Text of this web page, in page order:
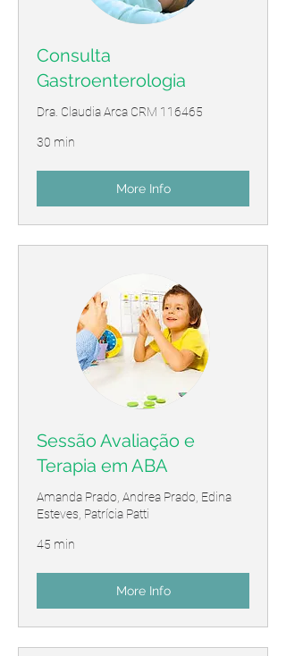
Consulta
Gastroenterologia
Dra. Claudia Arca CRM 116465
30 min
More Info
Sessão Avaliação e
Terapia em ABA
Amanda Prado, Andrea Prado, Edina
Esteves, Patrícia Patti
45 min
More Info